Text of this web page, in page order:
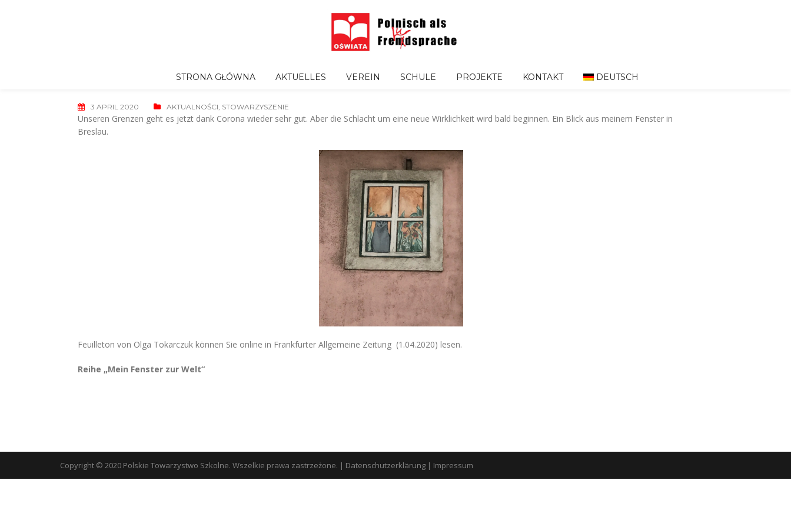
STRONA GŁÓWNA AKTUELLES VEREIN SCHULE PROJEKTE KONTAKT DEUTSCH
3 APRIL 2020 AKTUALNOŚCI, STOWARZYSZENIE
Unseren Grenzen geht es jetzt dank Corona wieder sehr gut. Aber die Schlacht um eine neue Wirklichkeit wird bald beginnen. Ein Blick aus meinem Fenster in
Breslau.
Feuilleton von Olga Tokarczuk können Sie online in Frankfurter Allgemeine Zeitung (1.04.2020) lesen.
Reihe „Mein Fenster zur Welt“
Copyright © 2020 Polskie Towarzystwo Szkolne. Wszelkie prawa zastrzeżone. | Datenschutzerklärung | Impressum